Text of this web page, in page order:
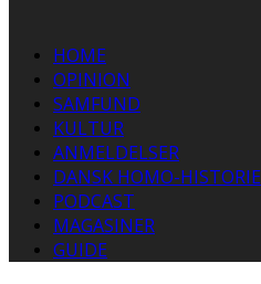
HOME
OPINION
SAMFUND
KULTUR
ANMELDELSER
DANSK HOMO-HISTORIE
PODCAST
MAGASINER
GUIDE